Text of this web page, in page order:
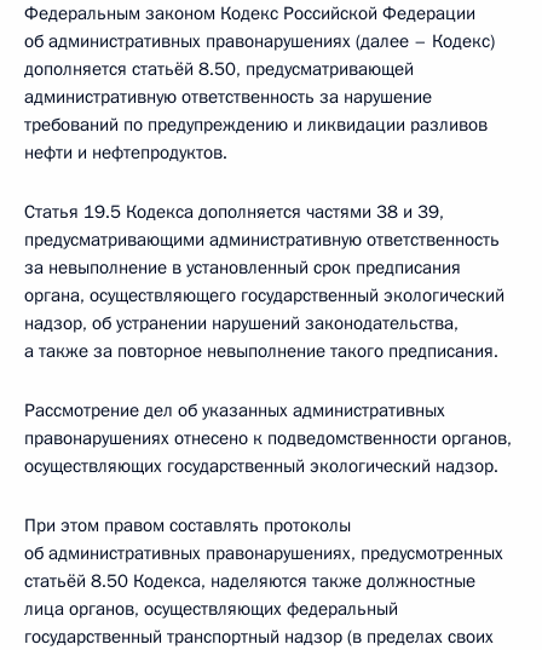
Федеральным законом Кодекс Российской Федерации
об административных правонарушениях (далее – Кодекс)
дополняется статьёй 8.50, предусматривающей
административную ответственность за нарушение
требований по предупреждению и ликвидации разливов
нефти и нефтепродуктов.
Статья 19.5 Кодекса дополняется частями 38 и 39,
предусматривающими административную ответственность
за невыполнение в установленный срок предписания
органа, осуществляющего государственный экологический
надзор, об устранении нарушений законодательства,
а также за повторное невыполнение такого предписания.
Рассмотрение дел об указанных административных
правонарушениях отнесено к подведомственности органов,
осуществляющих государственный экологический надзор.
При этом правом составлять протоколы
об административных правонарушениях, предусмотренных
статьёй 8.50 Кодекса, наделяются также должностные
лица органов, осуществляющих федеральный
государственный транспортный надзор (в пределах своих